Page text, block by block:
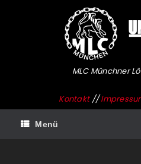
MLC Münchner
Kontakt//
Menü